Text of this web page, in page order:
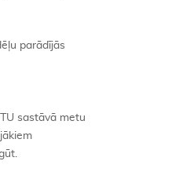
parādījās
sastāvā metu